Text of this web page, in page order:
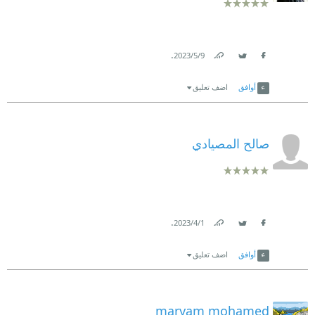
9‏/5‏/2023
.
أوافق اضف تعليق
صالح المصيادي
1‏/4‏/2023
.
أوافق اضف تعليق
maryam mohamed